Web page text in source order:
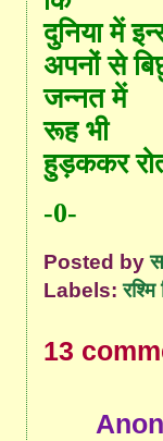
दुनिया में
अपनों से
जन्नत में
रूह भी
हुड़ककर
-0-
Posted by
Labels:रश्मि
13